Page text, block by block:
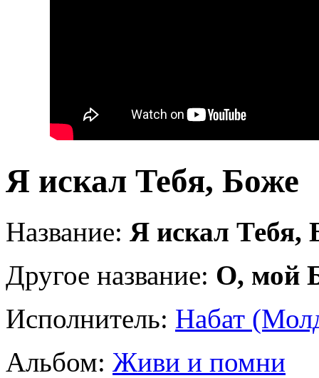
Я искал Тебя, Боже
Название: Я искал Тебя,
Другое название: О, мой
Исполнитель: Набат
Альбом: Живи и помни